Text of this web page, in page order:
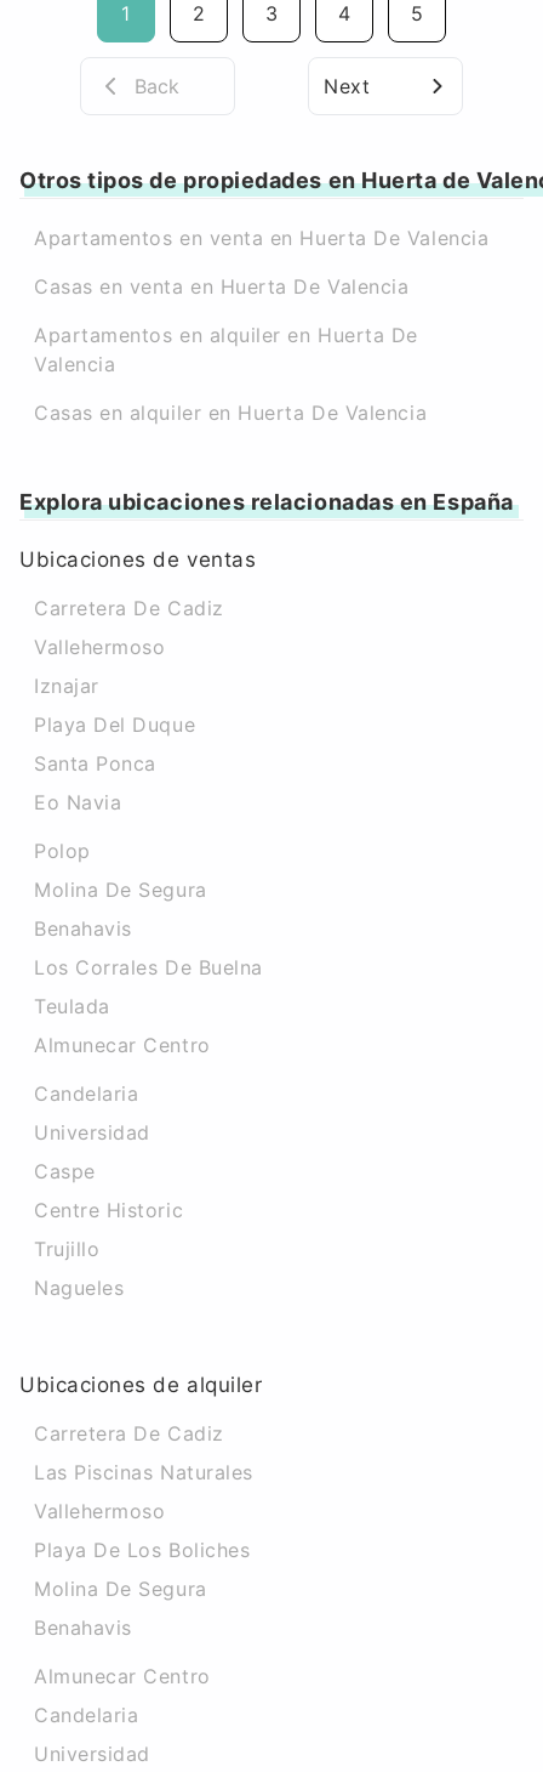
1 2 3 4 5
Back Next
Otros tipos de propiedades en Huerta de
Apartamentos en venta en Huerta De Valencia
Casas en venta en Huerta De Valencia
Apartamentos en alquiler en Huerta De
Valencia
Casas en alquiler en Huerta De Valencia
Explora ubicaciones relacionadas en España
Ubicaciones de ventas
Carretera De Cadiz
Vallehermoso
Iznajar
Playa Del Duque
Santa Ponca
Eo Navia
Polop
Molina De Segura
Benahavis
Los Corrales De Buelna
Teulada
Almunecar Centro
Candelaria
Universidad
Caspe
Centre Historic
Trujillo
Nagueles
Ubicaciones de alquiler
Carretera De Cadiz
Las Piscinas Naturales
Vallehermoso
Playa De Los Boliches
Molina De Segura
Benahavis
Almunecar Centro
Candelaria
Universidad